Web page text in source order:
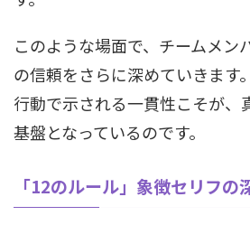
このような場面で、チームメン
の信頼をさらに深めていきます
行動で示される一貫性こそが、
基盤となっているのです。
「12のルール」象徴セリフの